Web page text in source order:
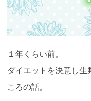
１年くらい前。
ダイエットを決意し生
ころの話。